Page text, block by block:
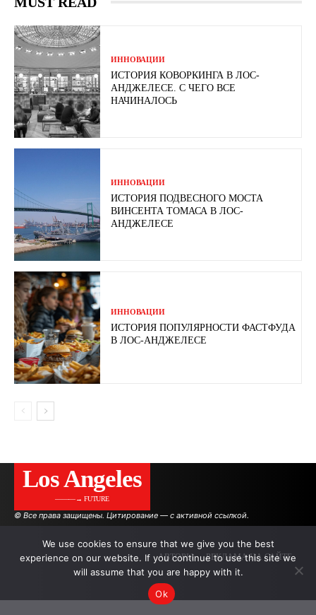
ИННОВАЦИИ
ИСТОРИЯ КОВОРКИНГА В ЛОС-
АНДЖЕЛЕСЕ. С ЧЕГО ВСЕ
НАЧИНАЛОСЬ
ИННОВАЦИИ
ИСТОРИЯ ПОДВЕСНОГО МОСТА
ВИНСЕНТА ТОМАСА В ЛОС-
АНДЖЕЛЕСЕ
ИННОВАЦИИ
ИСТОРИЯ ПОПУЛЯРНОСТИ ФАСТФУДА
В ЛОС-АНДЖЕЛЕСЕ
Los Angeles
———→ FUTURE
© Все права защищены. Цитирование — с активной ссылкой.
АВТОРЫ РЕКЛАМА НА САЙТЕ
We use cookies to ensure that we give you the best
experience on our website. If you continue to use this site we
will assume that you are happy with it.
Ok